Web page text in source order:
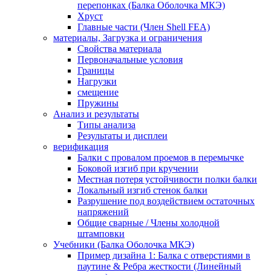
перепонках (Балка Оболочка МКЭ)
Хруст
Главные части (Член Shell FEA)
материалы, Загрузка и ограничения
Свойства материала
Первоначальные условия
Границы
Нагрузки
смещение
Пружины
Анализ и результаты
Типы анализа
Результаты и дисплеи
верификация
Балки с провалом проемов в перемычке
Боковой изгиб при кручении
Местная потеря устойчивости полки балки
Локальный изгиб стенок балки
Разрушение под воздействием остаточных
напряжений
Общие сварные / Члены холодной
штамповки
Учебники (Балка Оболочка МКЭ)
Пример дизайна 1: Балка с отверстиями в
паутине & Ребра жесткости (Линейный